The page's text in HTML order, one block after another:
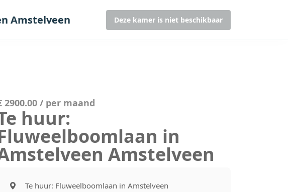
Amstelveen Deze kamer is niet beschikbaar
2900.00 / per maand
huur:
in
Amstelveen
Te huur: Fluweelboomlaan in Amstelveen